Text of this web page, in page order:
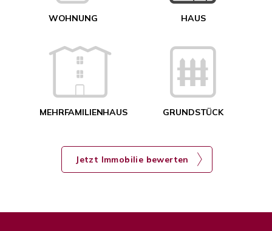
WOHNUNG HAUS
MEHRFAMILIENHAUS GRUNDSTÜCK
Jetzt Immobilie bewerten